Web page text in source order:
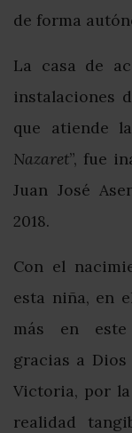
de forma
La casa de
instalaciones
que atiende
Nazaret”, fue
Juan José
2018.
Con el
esta niña, en
más en este
gracias a
Victoria, por
realidad